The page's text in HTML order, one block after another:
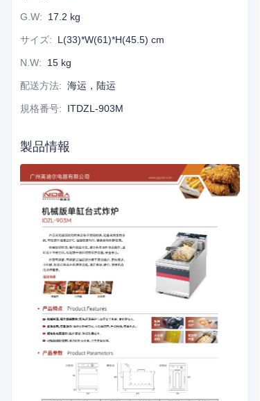
G.W: 17.2 kg
サイズ: L(33)*W(61)*H(45.5) cm
N.W: 15 kg
配送方法: 海运，陆运
規格番号: ITDZL-903M
製品情報